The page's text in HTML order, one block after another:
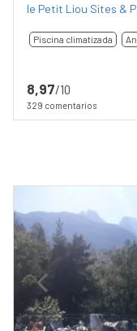
le Petit Liou Sites &
Piscina climatizada
8,97/10
329 comentarios
Previous